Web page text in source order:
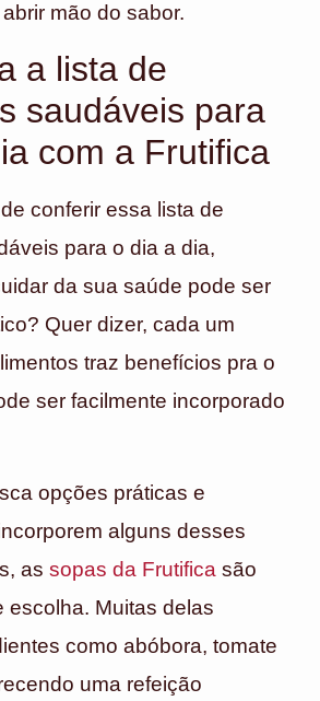
mão do sabor.
a lista de
saudáveis para
com a Frutifica
conferir essa lista de
para o dia a dia,
da sua saúde pode ser
Quer dizer, cada um
traz benefícios pra o
ser facilmente incorporado
opções práticas e
alguns desses
as sopas da Frutifica são
escolha. Muitas delas
como abóbora, tomate
uma refeição